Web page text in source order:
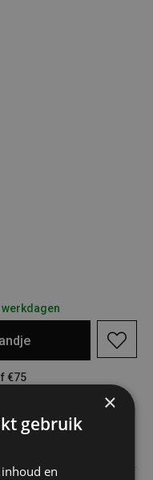
€75
×
gebruik
en